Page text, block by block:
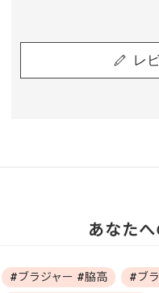
レ
あなた
#ブラジャー #脇高
#ブ